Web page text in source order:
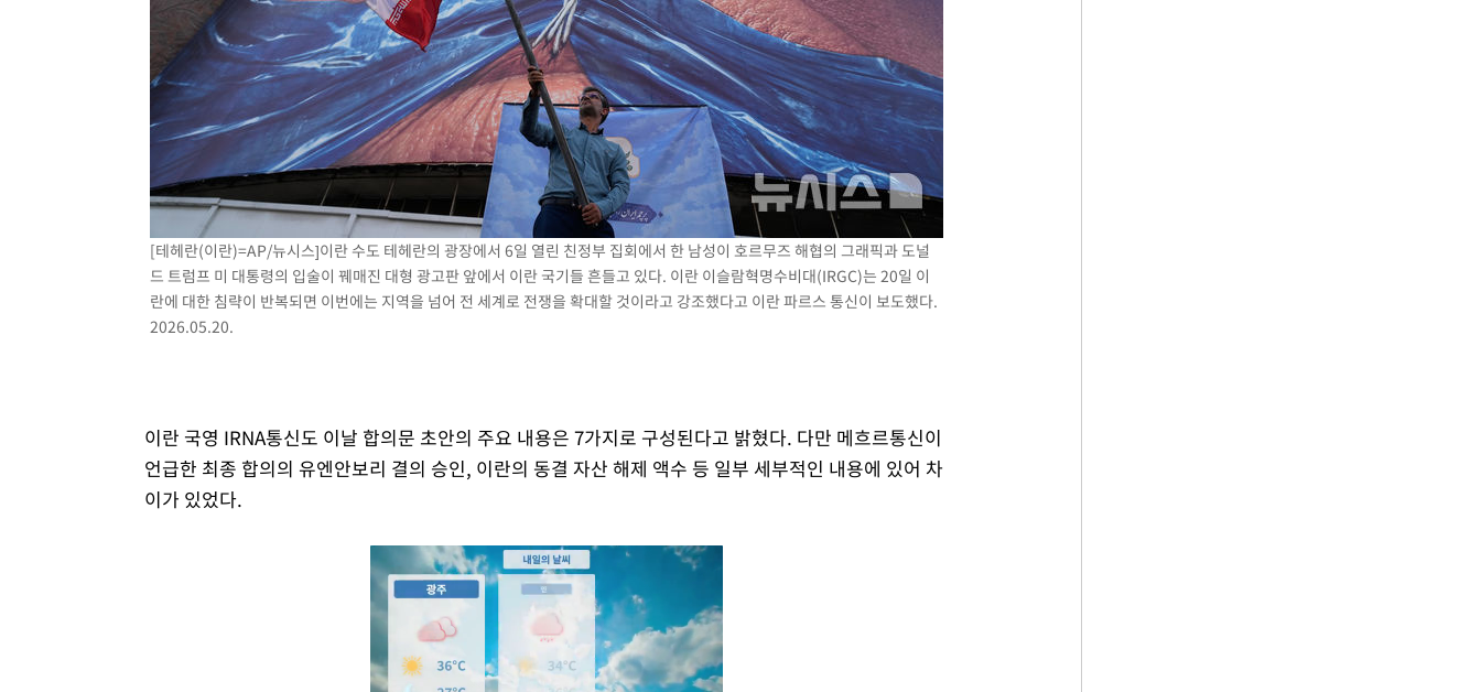
[테헤란(이란)=AP/뉴시스]이란 수도 테헤란의 광장에서 6일 열린 친정부 집회에서 한 남성이 호르무즈 해협의 그래픽과 도널
드 트럼프 미 대통령의 입술이 꿰매진 대형 광고판 앞에서 이란 국기들 흔들고 있다. 이란 이슬람혁명수비대(IRGC)는 20일 이
란에 대한 침략이 반복되면 이번에는 지역을 넘어 전 세계로 전쟁을 확대할 것이라고 강조했다고 이란 파르스 통신이 보도했다.
2026.05.20.
이란 국영 IRNA통신도 이날 합의문 초안의 주요 내용은 7가지로 구성된다고 밝혔다. 다만 메흐르통신이
언급한 최종 합의의 유엔안보리 결의 승인, 이란의 동결 자산 해제 액수 등 일부 세부적인 내용에 있어 차
이가 있었다.